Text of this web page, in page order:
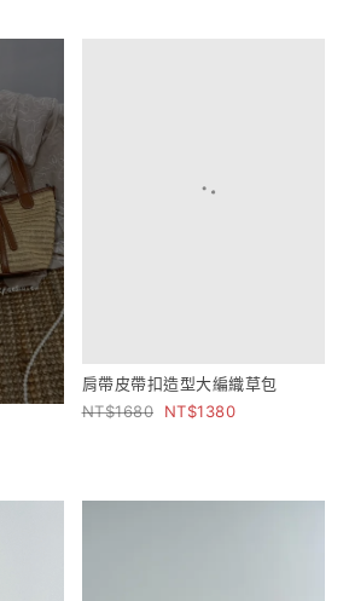
肩帶皮帶扣造型大編織草包
1680
1380